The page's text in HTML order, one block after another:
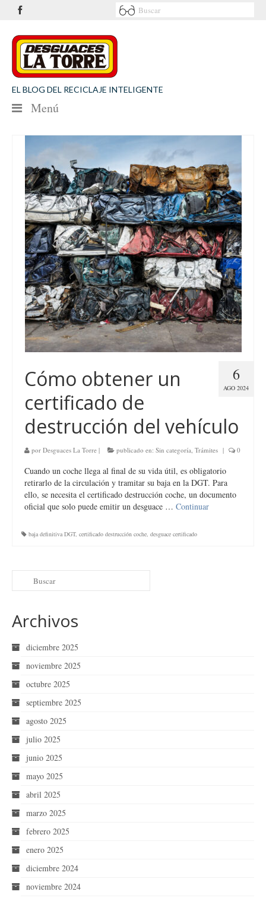
EL BLOG DEL RECICLAJE INTELIGENTE
Menú
NOTICIAS
SEGURIDAD VIAL
MEDIO AMBIENTE
PATROCINIOS
CONTACTO
Desguaces La Torre
6
AGO 2024
Cómo obtener un
certificado de
destrucción del vehículo
por Desguaces La Torre | publicado en: Sin categoría, Trámites | 0
Cuando un coche llega al final de su vida útil, es obligatorio
retirarlo de la circulación y tramitar su baja en la DGT. Para
ello, se necesita el certificado destrucción coche, un documento
oficial que solo puede emitir un desguace … Continuar
baja definitiva DGT, certificado destrucción coche, desguace certificado
Archivos
diciembre 2025
noviembre 2025
octubre 2025
septiembre 2025
agosto 2025
julio 2025
junio 2025
mayo 2025
abril 2025
marzo 2025
febrero 2025
enero 2025
diciembre 2024
noviembre 2024